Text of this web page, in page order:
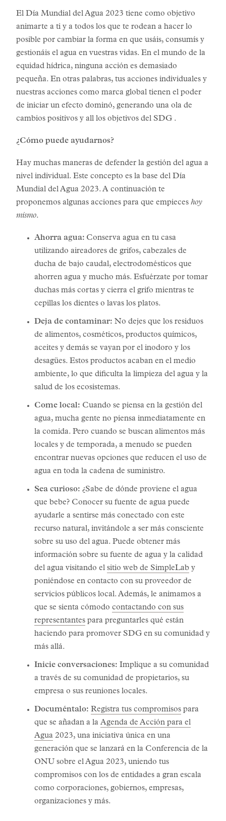
El Día Mundial del Agua 2023 tiene como objetivo
animarte a ti y a todos los que te rodean a hacer lo
posible por cambiar la forma en que usáis, consumís y
gestionáis el agua en vuestras vidas. En el mundo de la
equidad hídrica, ninguna acción es demasiado
pequeña. En otras palabras, tus acciones individuales y
nuestras acciones como marca global tienen el poder
de iniciar un efecto dominó, generando una ola de
cambios positivos y all los objetivos del SDG .
¿Cómo puede ayudarnos?
Hay muchas maneras de defender la gestión del agua a
nivel individual. Este concepto es la base del Día
Mundial del Agua 2023. A continuación te
proponemos algunas acciones para que empieces hoy
mismo.
Ahorra agua: Conserva agua en tu casa
utilizando aireadores de grifos, cabezales de
ducha de bajo caudal, electrodomésticos que
ahorren agua y mucho más. Esfuérzate por tomar
duchas más cortas y cierra el grifo mientras te
cepillas los dientes o lavas los platos.
Deja de contaminar: No dejes que los residuos
de alimentos, cosméticos, productos químicos,
aceites y demás se vayan por el inodoro y los
desagües. Estos productos acaban en el medio
ambiente, lo que dificulta la limpieza del agua y la
salud de los ecosistemas.
Come local: Cuando se piensa en la gestión del
agua, mucha gente no piensa inmediatamente en
la comida. Pero cuando se buscan alimentos más
locales y de temporada, a menudo se pueden
encontrar nuevas opciones que reducen el uso de
agua en toda la cadena de suministro.
Sea curioso: ¿Sabe de dónde proviene el agua
que bebe? Conocer su fuente de agua puede
ayudarle a sentirse más conectado con este
recurso natural, invitándole a ser más consciente
sobre su uso del agua. Puede obtener más
información sobre su fuente de agua y la calidad
del agua visitando el sitio web de SimpleLab y
poniéndose en contacto con su proveedor de
servicios públicos local. Además, le animamos a
que se sienta cómodo contactando con sus
representantes para preguntarles qué están
haciendo para promover SDG en su comunidad y
más allá.
Inicie conversaciones: Implique a su comunidad
a través de su comunidad de propietarios, su
empresa o sus reuniones locales.
Documéntalo: Registra tus compromisos para
que se añadan a la Agenda de Acción para el
Agua 2023, una iniciativa única en una
generación que se lanzará en la Conferencia de la
ONU sobre el Agua 2023, uniendo tus
compromisos con los de entidades a gran escala
como corporaciones, gobiernos, empresas,
organizaciones y más.